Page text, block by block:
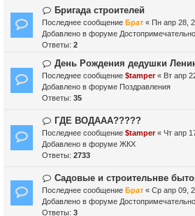
е
и
е
с
о
е
н
и
е
Н
о
в
о
с
о
о
б
е
н
и
е
Бригада строителей
Последнее сообщение Брат « Пн апр 28,
Добавлено в форуме
Ответы: 2
Н
о
в
о
с
о
е
и
е
День Рождения дедушки
Последнее сообщение $tamper« Вт апр
Добавлено в форуме Поздравления
Ответы: 35
Н
о
в
о
с
о
ГДЕ ВОДААА?????
Последнее сообщение $tamper« Чт апр
Добавлено в форуме ЖКХ
Ответы: 2733
Н
о
в
о
Садовые и строительнве
Последнее сообщение Брат « Ср апр 09,
Добавлено в форуме
Ответы: 3